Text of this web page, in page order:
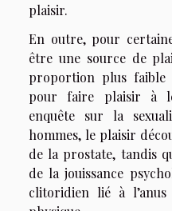
plaisir.
En outre, pour
être une source de
proportion plus faible
pour faire plaisir à
enquête sur la
hommes, le plaisir
de la prostate, tandis
de la jouissance
clitoridien lié à